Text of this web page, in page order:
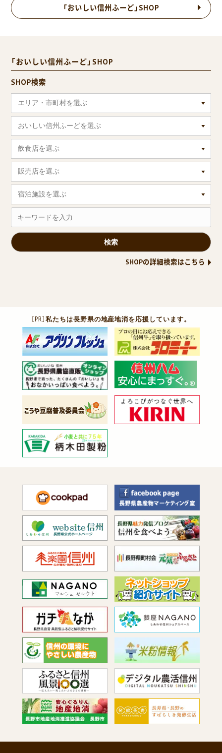
「おいしい信州ふーど」SHOP
「おいしい信州ふーど」SHOP
SHOP検索
エリア・市町村を選ぶ
おいしい信州ふーどを選ぶ
飲食店を選ぶ
販売店を選ぶ
宿泊施設を選ぶ
SHOPの詳細検索はこちら
［PR］私たちは長野県の地産地消を応援しています。